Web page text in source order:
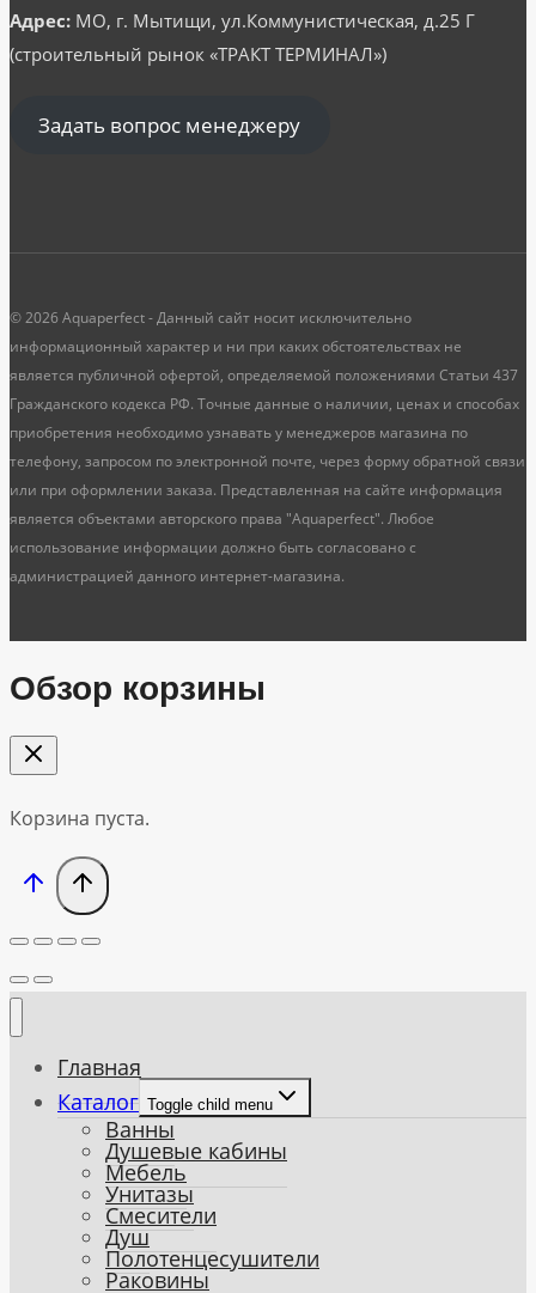
Адрес: МО, г. Мытищи, ул.Коммунистическая, д.25 Г
(строительный рынок «ТРАКТ ТЕРМИНАЛ»)
Задать вопрос менеджеру
© 2026 Aquaperfect - Данный сайт носит исключительно
информационный характер и ни при каких обстоятельствах не
является публичной офертой, определяемой положениями Статьи 437
Гражданского кодекса РФ. Точные данные о наличии, ценах и способах
приобретения необходимо узнавать у менеджеров магазина по
телефону, запросом по электронной почте, через форму обратной связи
или при оформлении заказа. Представленная на сайте информация
является объектами авторского права "Aquaperfect". Любое
использование информации должно быть согласовано с
администрацией данного интернет-магазина.
Обзор корзины
Корзина пуста.
Главная
Каталог Toggle child menu
Ванны
Душевые кабины
Мебель
Унитазы
Смесители
Душ
Полотенцесушители
Раковины